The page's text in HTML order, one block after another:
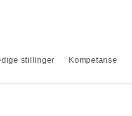
stillinger Kompetanse